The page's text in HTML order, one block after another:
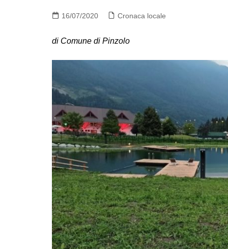
16/07/2020 Cronaca locale
di Comune di Pinzolo